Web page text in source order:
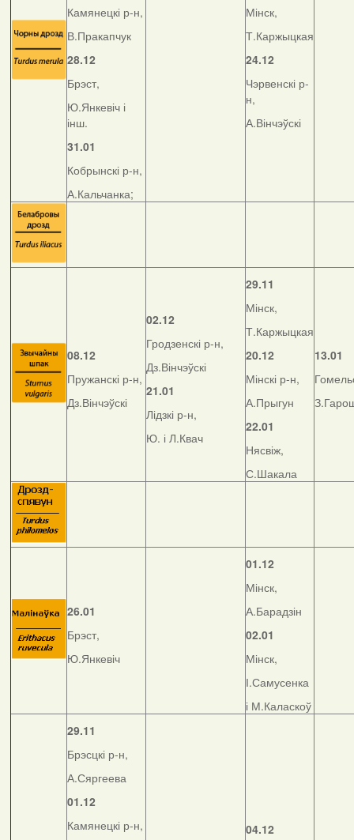
Камянецкі р-н,
В.Пракапчук
28.12
Брэст,
Ю.Янкевіч і
інш.
31.01
Кобрынскі р-н,
А.Кальчанка;
Мінск,
Т.Каржыцкая
24.12
Чэрвенскі р-
н,
А.Вінчэўскі
08.12
Пружанскі р-н,
Дз.Вінчэўскі
02.12
Гродзенскі р-н,
Дз.Вінчэўскі
21.01
Лідзкі р-н,
Ю. і Л.Квач
29.11
Мінск,
Т.Каржыцкая
20.12
Мінскі р-н,
А.Прыгун
22.01
Нясвіж,
С.Шакала
13.01
26.01
Брэст,
Ю.Янкевіч
01.12
Мінск,
А.Барадзін
02.01
Мінск,
І.Самусенка
і М.Каласкоў
29.11
Брэсцкі р-н,
А.Сяргеева
01.12
Камянецкі р-н,
04.12